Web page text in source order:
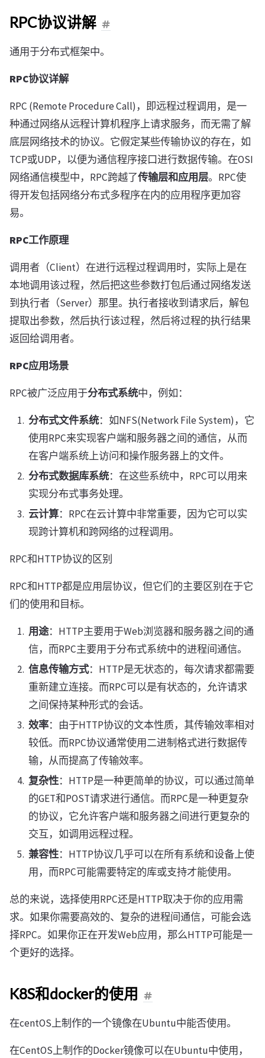
RPC协议讲解
通用于分布式框架中。
RPC协议详解
RPC (Remote Procedure Call)，即远程过程调用，是一
种通过网络从远程计算机程序上请求服务，而无需了解
底层网络技术的协议。它假定某些传输协议的存在，如
TCP或UDP，以便为通信程序接口进行数据传输。在OSI
网络通信模型中，RPC跨越了传输层和应用层。RPC使
得开发包括网络分布式多程序在内的应用程序更加容
易。
RPC工作原理
调用者（Client）在进行远程过程调用时，实际上是在
本地调用该过程，然后把这些参数打包后通过网络发送
到执行者（Server）那里。执行者接收到请求后，解包
提取出参数，然后执行该过程，然后将过程的执行结果
返回给调用者。
RPC应用场景
RPC被广泛应用于分布式系统中，例如：
分布式文件系统：如NFS(Network File System)，它
使用RPC来实现客户端和服务器之间的通信，从而
在客户端系统上访问和操作服务器上的文件。
分布式数据库系统：在这些系统中，RPC可以用来
实现分布式事务处理。
云计算：RPC在云计算中非常重要，因为它可以实
现跨计算机和跨网络的过程调用。
RPC和HTTP协议的区别
RPC和HTTP都是应用层协议，但它们的主要区别在于它
们的使用和目标。
用途：HTTP主要用于Web浏览器和服务器之间的通
信，而RPC主要用于分布式系统中的进程间通信。
信息传输方式：HTTP是无状态的，每次请求都需要
重新建立连接。而RPC可以是有状态的，允许请求
之间保持某种形式的会话。
效率：由于HTTP协议的文本性质，其传输效率相对
较低。而RPC协议通常使用二进制格式进行数据传
输，从而提高了传输效率。
复杂性：HTTP是一种更简单的协议，可以通过简单
的GET和POST请求进行通信。而RPC是一种更复杂
的协议，它允许客户端和服务器之间进行更复杂的
交互，如调用远程过程。
兼容性：HTTP协议几乎可以在所有系统和设备上使
用，而RPC可能需要特定的库或支持才能使用。
总的来说，选择使用RPC还是HTTP取决于你的应用需
求。如果你需要高效的、复杂的进程间通信，可能会选
择RPC。如果你正在开发Web应用，那么HTTP可能是一
个更好的选择。
K8S和docker的使用
在centOS上制作的一个镜像在Ubuntu中能否使用。
在CentOS上制作的Docker镜像可以在Ubuntu中使用，